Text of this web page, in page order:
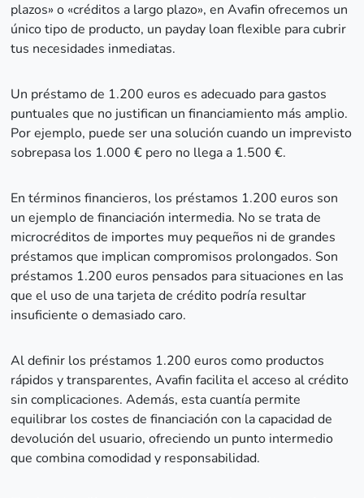
plazos» o «créditos a largo plazo», en Avafin ofrecemos un
único tipo de producto, un payday loan flexible para cubrir
tus necesidades inmediatas.
Un préstamo de 1.200 euros es adecuado para gastos
puntuales que no justifican un financiamiento más amplio.
Por ejemplo, puede ser una solución cuando un imprevisto
sobrepasa los 1.000 € pero no llega a 1.500 €.
En términos financieros, los préstamos 1.200 euros son
un ejemplo de financiación intermedia. No se trata de
microcréditos de importes muy pequeños ni de grandes
préstamos que implican compromisos prolongados. Son
préstamos 1.200 euros pensados para situaciones en las
que el uso de una tarjeta de crédito podría resultar
insuficiente o demasiado caro.
Al definir los préstamos 1.200 euros como productos
rápidos y transparentes, Avafin facilita el acceso al crédito
sin complicaciones. Además, esta cuantía permite
equilibrar los costes de financiación con la capacidad de
devolución del usuario, ofreciendo un punto intermedio
que combina comodidad y responsabilidad.